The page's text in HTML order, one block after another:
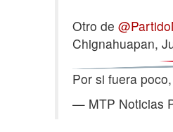
Otro de
Chignahuapan,
Por si fuera
— MTP Noticias